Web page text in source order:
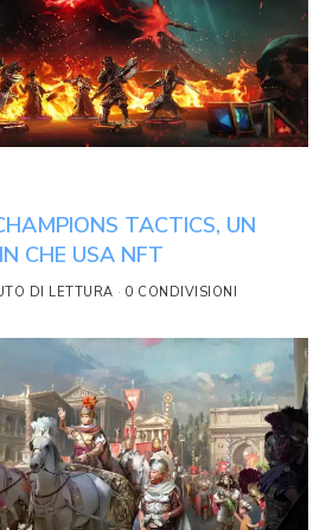
TACTICS, UN
CHE USA NFT
DI LETTURA 0 CONDIVISIONI